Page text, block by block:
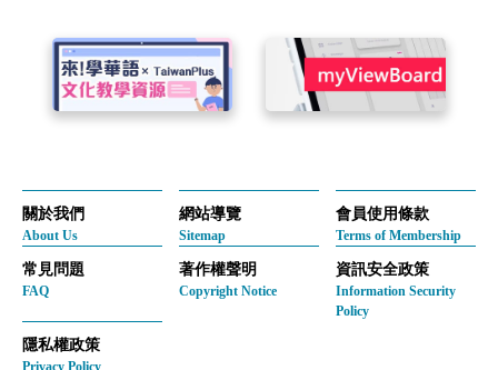
關於我們
About Us
網站導覽
Sitemap
會員使用條款
Terms of Membership
常見問題
FAQ
著作權聲明
Copyright Notice
資訊安全政策
Information Security
Policy
隱私權政策
Privacy Policy